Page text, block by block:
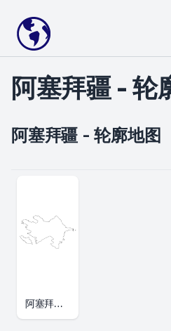
Your Company
阿塞拜疆 - 轮
阿塞拜疆 - 轮廓地图
阿塞拜疆轮廓地图